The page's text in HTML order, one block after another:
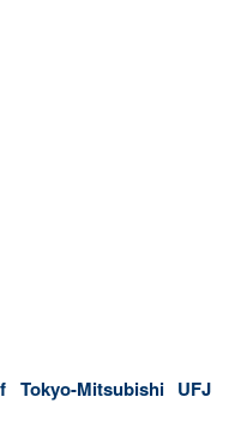
Mitsubishi UFJ